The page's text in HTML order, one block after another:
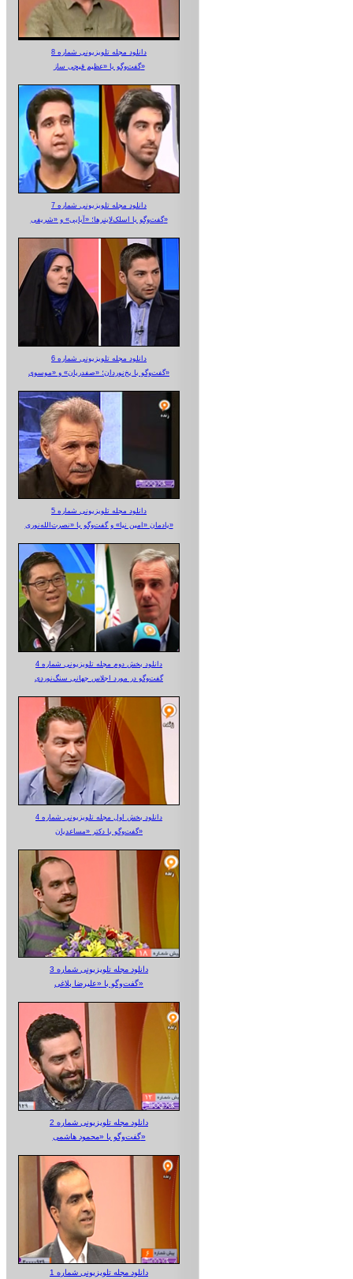
دانلود مجله تلویزیونی شماره 8
گفت‌وگو با «عظیم قیچی ساز»
دانلود مجله تلویزیونی شماره 7
گفت‌وگو با اسلک‌لاینرها؛ «آبایی» و «شریفی»
دانلود مجله تلویزیونی شماره 6
گفت‌وگو با یخ‌نوردان؛ «صفدریان» و «موسوی»
دانلود مجله تلویزیونی شماره 5
یادمان «امین نیا» و گفت‌وگو با «نصرت‌الله‌نوری»
دانلود بخش دوم مجله تلویزیونی شماره 4
گفت‌وگو در مورد اجلاس جهانی سنگ‌نوردی
دانلود بخش اول مجله تلویزیونی شماره 4
گفت‌وگو با دکتر «مساعدیان»
دانلود مجله تلویزیونی شماره 3
گفت‌وگو با «علیرضا بلاغی»
دانلود مجله تلویزیونی شماره 2
گفت‌وگو با «محمود هاشمی»
دانلود مجله تلویزیونی شماره 1